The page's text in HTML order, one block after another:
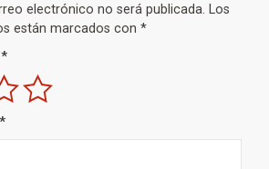
electrónico no será publicada. Los
están marcados con *
*
*